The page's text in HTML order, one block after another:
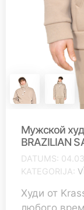
Мужской
BRAZILIAN
DATUMS
KATEGORIJA
Худи от